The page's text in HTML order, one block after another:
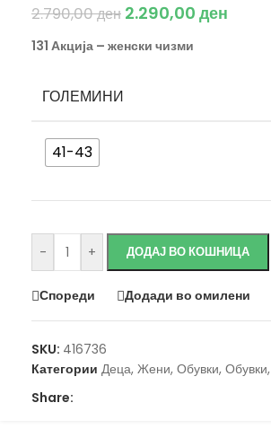
2.790,00ден 2.290,00 ден
131 Акција – женски чизми
ГОЛЕМИНИ
41-43
- + ДОДАЈ ВО КОШНИЦА
Спореди Додади во омилени
SKU: 416736
Категории Деца, Жени, Обувки, Обувки,
Share: